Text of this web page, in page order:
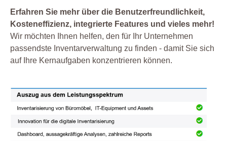
Erfahren Sie mehr über die Benutzerfreundlichkeit,
Kosteneffizienz, integrierte Features und vieles mehr!
Wir möchten Ihnen helfen, den für Ihr Unternehmen
passendste Inventarverwaltung zu finden - damit Sie sich
auf Ihre Kernaufgaben konzentrieren können.